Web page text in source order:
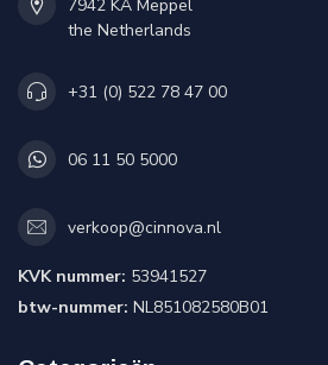
7942 KA Meppel
the Netherlands
+31 (0) 522 78 47 00
06 11 50 5000
verkoop@cinnova.nl
KVK nummer: 53941527
btw-nummer: NL851082580B01